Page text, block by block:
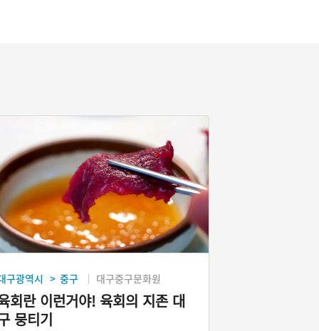
구광역시 > 중구 대구중구문화원
회란 이런거야! 육회의 지존 대
뭉티기